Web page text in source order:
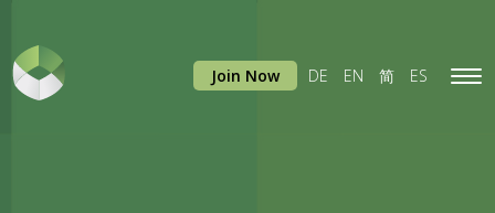
Join Now DE EN 简 ES